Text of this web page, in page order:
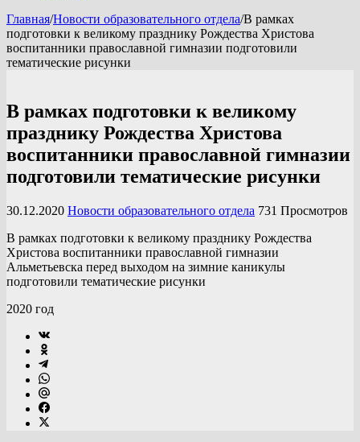
Главная/Новости образовательного отдела/В рамках
подготовки к великому празднику Рождества Христова
воспитанники православной гимназии подготовили
тематические рисунки
В рамках подготовки к великому
празднику Рождества Христова
воспитанники православной гимназии
подготовили тематические рисунки
30.12.2020 Новости образовательного отдела 731 Просмотров
В рамках подготовки к великому празднику Рождества
Христова воспитанники православной гимназии
Альметьевска перед выходом на зимние каникулы
подготовили тематические рисунки
2020 год